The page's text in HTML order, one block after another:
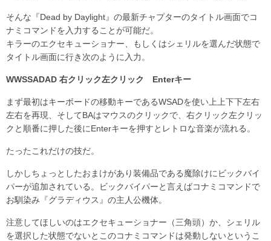
そんな『Dead by Daylight』の最新チャプターのタイトル画面でコ
ナミコマンドを入力することが可能だ。
キラーのエクセキューショナー、もしくはシェリルを選んだ状態で
タイトル画面に行き次のように入力。
WWSSADAD 右クリック左クリック Enterキー
まず最初はキーボードの移動キーであるWSADを使い上上下下左右
左右を再現、そしてBAはマウスのクリックで、右クリック左クリッ
クと順番に押した後にEnterキーを押すとレトロな音楽が流れる。
たったこれだけの技だ。
しかしちょっとしたおまけがあり装備品である魔除けにビックバイ
パーが追加されている。ビックバイパーと言えばコナミコマンドで
お馴染み『グラディウス』の主人公機体。
注意してほしいのはエクセキューショナー（三角頭）か、シェリル
を選択した状態でないとこのコナミコマンドは発動しないというこ